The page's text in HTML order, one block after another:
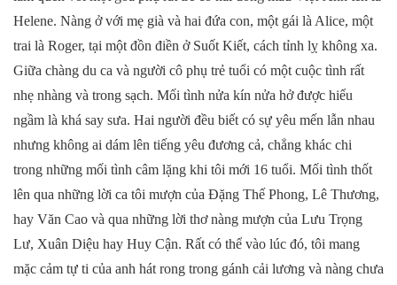
Helene. Nàng ở với mẹ già và hai đứa con, một gái là Alice, một
trai là Roger, tại một đồn điền ở Suốt Kiết, cách tỉnh lỵ không xa.
Giữa chàng du ca và người cô phụ trẻ tuổi có một cuộc tình rất
nhẹ nhàng và trong sạch. Mối tình nửa kín nửa hở được hiểu
ngầm là khá say sưa. Hai người đều biết có sự yêu mến lẫn nhau
nhưng không ai dám lên tiếng yêu đương cả, chẳng khác chi
trong những mối tình câm lặng khi tôi mới 16 tuổi. Mối tình thốt
lên qua những lời ca tôi mượn của Đặng Thế Phong, Lê Thương,
hay Văn Cao và qua những lời thơ nàng mượn của Lưu Trọng
Lư, Xuân Diệu hay Huy Cận. Rất có thể vào lúc đó, tôi mang
mặc cảm tự ti của anh hát rong trong gánh cải lương và nàng chưa